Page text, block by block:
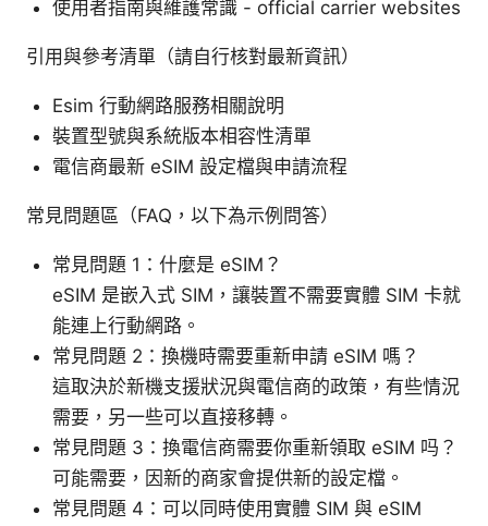
使用者指南與維護常識 - official carrier websites
引用與參考清單（請自行核對最新資訊）
Esim 行動網路服務相關說明
裝置型號與系統版本相容性清單
電信商最新 eSIM 設定檔與申請流程
常見問題區（FAQ，以下為示例問答）
常見問題 1：什麼是 eSIM？
eSIM 是嵌入式 SIM，讓裝置不需要實體 SIM 卡就
能連上行動網路。
常見問題 2：換機時需要重新申請 eSIM 嗎？
這取決於新機支援狀況與電信商的政策，有些情況
需要，另一些可以直接移轉。
常見問題 3：換電信商需要你重新領取 eSIM 吗？
可能需要，因新的商家會提供新的設定檔。
常見問題 4：可以同時使用實體 SIM 與 eSIM